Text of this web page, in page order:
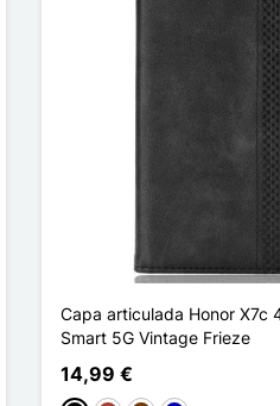
Capa articulada Honor X7c
Smart 5G Vintage Frieze
14,99 €